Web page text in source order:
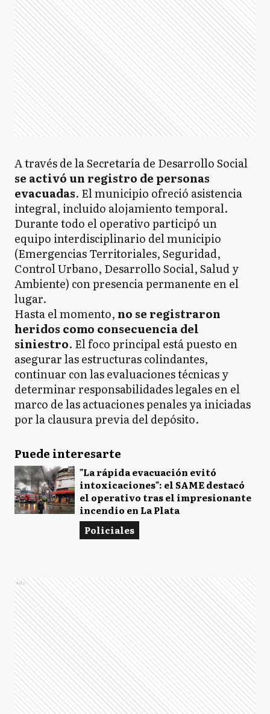
A través de la Secretaría de Desarrollo Social
se activó un registro de personas
evacuadas. El municipio ofreció asistencia
integral, incluido alojamiento temporal.
Durante todo el operativo participó un
equipo interdisciplinario del municipio
(Emergencias Territoriales, Seguridad,
Control Urbano, Desarrollo Social, Salud y
Ambiente) con presencia permanente en el
lugar.
Hasta el momento, no se registraron
heridos como consecuencia del
siniestro. El foco principal está puesto en
asegurar las estructuras colindantes,
continuar con las evaluaciones técnicas y
determinar responsabilidades legales en el
marco de las actuaciones penales ya iniciadas
por la clausura previa del depósito.
Puede interesarte
"La rápida evacuación evitó
intoxicaciones": el SAME destacó
el operativo tras el impresionante
incendio en La Plata
Policiales
Ads